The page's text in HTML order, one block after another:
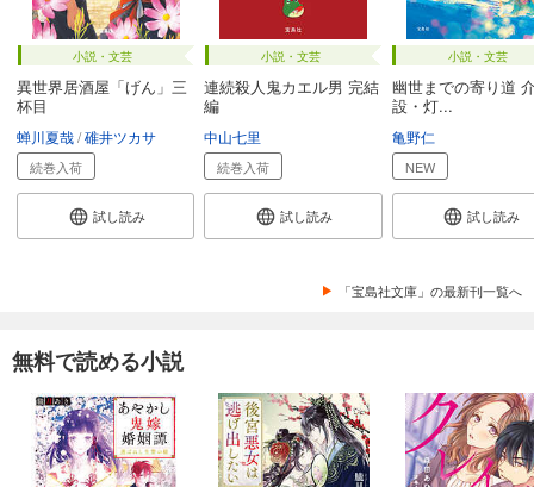
小説・文芸
異世界居酒屋「げん」三
杯目
蝉川夏哉 碓井ツカサ
続巻入荷
試し読み
小説・文芸
連続殺人鬼カエル男 完結
編
中山七里
続巻入荷
試し読み
小説・文芸
幽世までの寄り道
設・灯...
亀野仁
NEW
試し読み
「宝島社文庫」の最新刊一覧へ
無料で読める小説